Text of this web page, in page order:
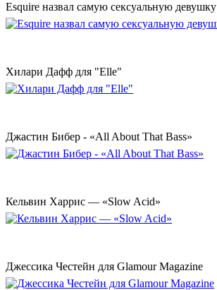
Esquire назвал самую сексуальную девушку
Хилари Дафф для "Elle"
Джастин Бибер - «All About That Bass»
Кельвин Харрис — «Slow Acid»
Джессика Честейн для Glamour Magazine